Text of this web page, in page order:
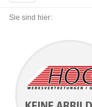
navigation
Sie sind hier: